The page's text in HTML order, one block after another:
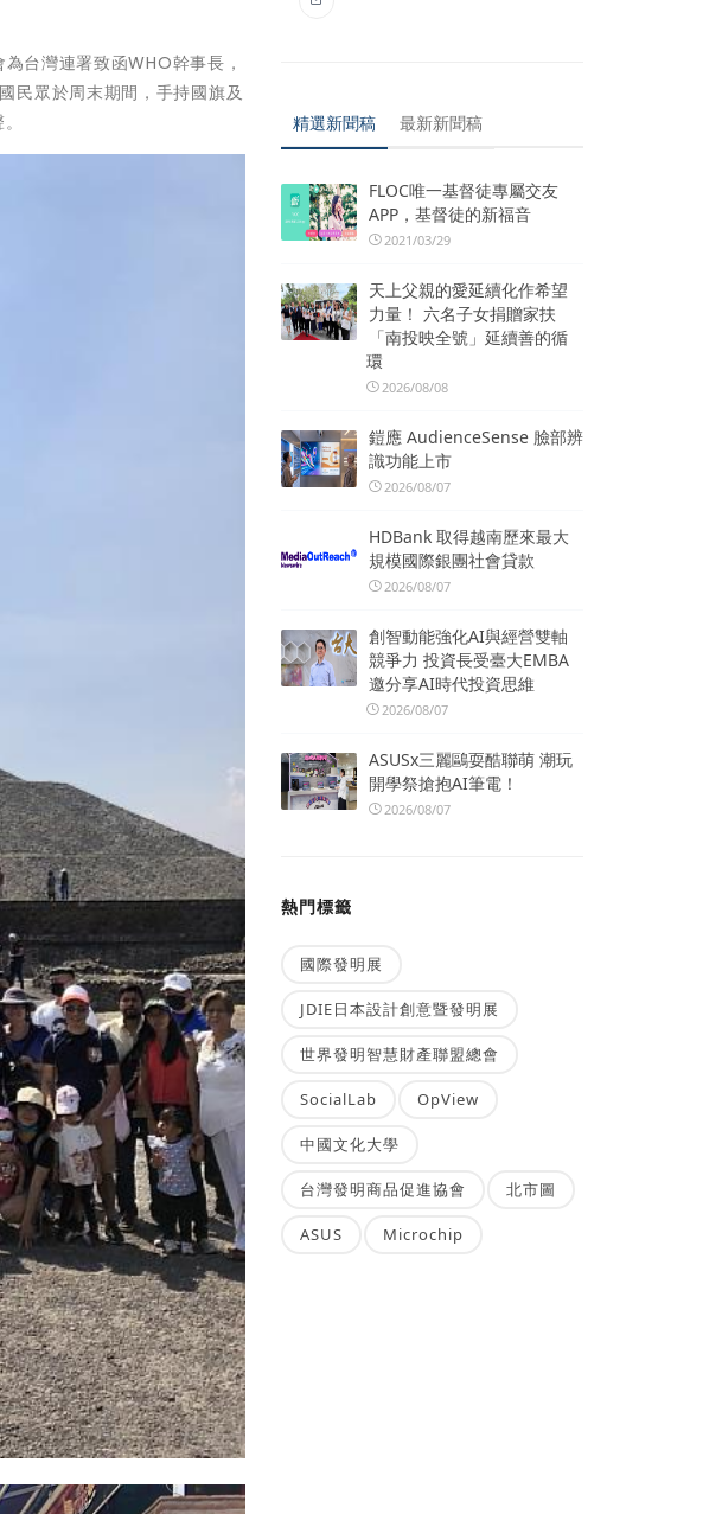
台灣連署致函WHO幹事長，
民眾於周末期間，手持國旗及
精選新聞稿 最新新聞稿
FLOC唯一基督徒專屬交友
APP，基督徒的新福音
2021/03/29
天上父親的愛延續化作希望
力量！ 六名子女捐贈家扶
「南投映全號」延續善的循
環
2026/08/08
鎧應 AudienceSense 臉部辨
識功能上市
2026/08/07
HDBank 取得越南歷來最大
規模國際銀團社會貸款
2026/08/07
創智動能強化AI與經營雙軸
競爭力 投資長受臺大EMBA
邀分享AI時代投資思維
2026/08/07
ASUSx三麗鷗耍酷聯萌 潮玩
開學祭搶抱AI筆電！
2026/08/07
熱門標籤
國際發明展
JDIE日本設計創意暨發明展
世界發明智慧財產聯盟總會
SocialLab OpView
中國文化大學
台灣發明商品促進協會 北市圖
ASUS Microchip